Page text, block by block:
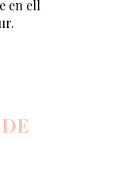
en ell